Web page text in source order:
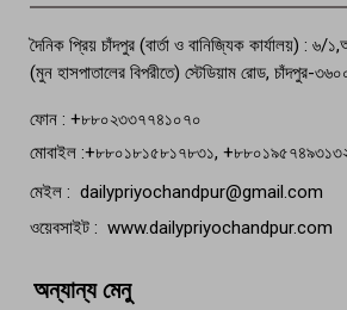
দৈনিক প্রিয় চাঁদপুর (বার্তা ও বানিজ্যিক কার্যালয়) :
(মুন হাসপাতালের বিপরীতে) স্টেডিয়াম রোড, চাঁদপুর-
ফোন : +৮৮০২৩৩৭৭৪১০৭০
মোবাইল :+৮৮০১৮১৫৮১৭৮৩১,
মেইল : dailypriyochandpur@gmail.com
ওয়েবসাইট : www.dailypriyochandpur.com
অন্যান্য মেনু